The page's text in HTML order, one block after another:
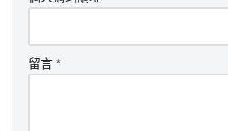
留言 *